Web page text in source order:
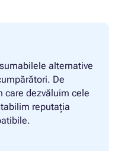
alternative
De
care dezvăluim cele
reputația